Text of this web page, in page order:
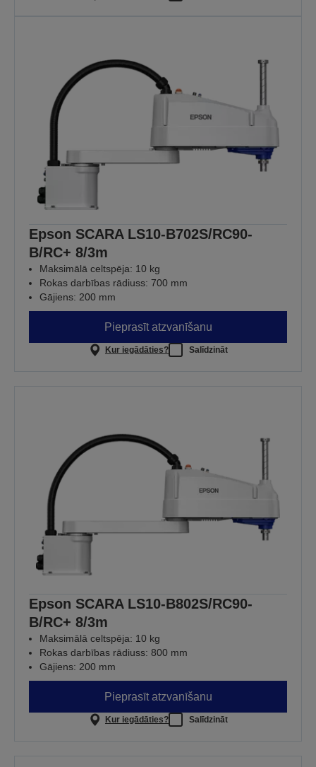
Epson SCARA LS10-B702S/RC90-
B/RC+ 8/3m
Maksimālā celtspēja: 10 kg
Rokas darbības rādiuss: 700 mm
Gājiens: 200 mm
Pieprasīt atzvanīšanu
Kur iegādāties? Salīdzināt
Epson SCARA LS10-B802S/RC90-
B/RC+ 8/3m
Maksimālā celtspēja: 10 kg
Rokas darbības rādiuss: 800 mm
Gājiens: 200 mm
Pieprasīt atzvanīšanu
Kur iegādāties? Salīdzināt